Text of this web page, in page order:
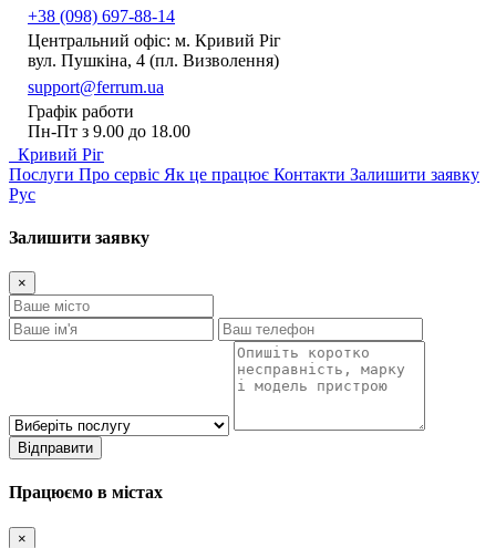
+38 (098) 697-88-14
Центральний офіс: м. Кривий Ріг
вул. Пушкіна, 4 (пл. Визволення)
support@ferrum.ua
Графік работи
Пн-Пт з 9.00 до 18.00
Кривий Ріг
Послуги Про сервіс Як це працює Контакти Залишити заявку
Рус
Залишити заявку
×
Відправити
Працюємо в містах
×